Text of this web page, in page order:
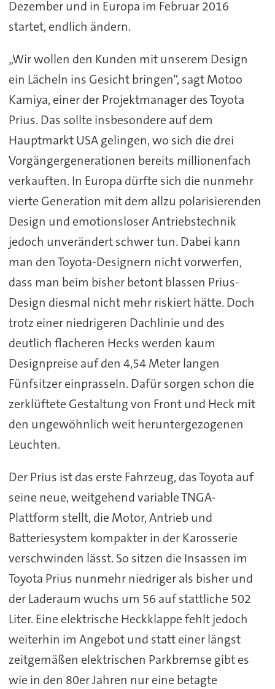
Dezember und in Europa im Februar 2016
startet, endlich ändern.
„Wir wollen den Kunden mit unserem Design
ein Lächeln ins Gesicht bringen“, sagt Motoo
Kamiya, einer der Projektmanager des Toyota
Prius. Das sollte insbesondere auf dem
Hauptmarkt USA gelingen, wo sich die drei
Vorgängergenerationen bereits millionenfach
verkauften. In Europa dürfte sich die nunmehr
vierte Generation mit dem allzu polarisierenden
Design und emotionsloser Antriebstechnik
jedoch unverändert schwer tun. Dabei kann
man den Toyota-Designern nicht vorwerfen,
dass man beim bisher betont blassen Prius-
Design diesmal nicht mehr riskiert hätte. Doch
trotz einer niedrigeren Dachlinie und des
deutlich flacheren Hecks werden kaum
Designpreise auf den 4,54 Meter langen
Fünfsitzer einprasseln. Dafür sorgen schon die
zerklüftete Gestaltung von Front und Heck mit
den ungewöhnlich weit heruntergezogenen
Leuchten.
Der Prius ist das erste Fahrzeug, das Toyota auf
seine neue, weitgehend variable TNGA-
Plattform stellt, die Motor, Antrieb und
Batteriesystem kompakter in der Karosserie
verschwinden lässt. So sitzen die Insassen im
Toyota Prius nunmehr niedriger als bisher und
der Laderaum wuchs um 56 auf stattliche 502
Liter. Eine elektrische Heckklappe fehlt jedoch
weiterhin im Angebot und statt einer längst
zeitgemäßen elektrischen Parkbremse gibt es
wie in den 80er Jahren nur eine betagte